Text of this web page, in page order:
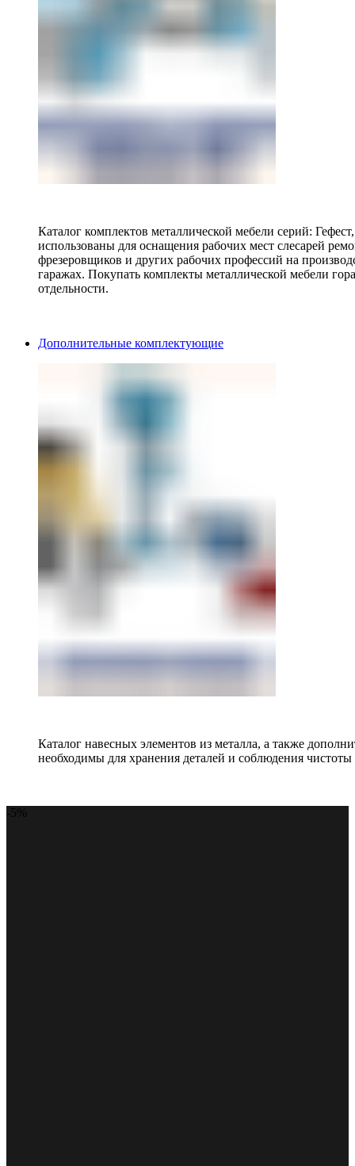
Каталог комплектов металлической мебели серий:
использованы для оснащения рабочих мест слесарей
фрезеровщиков и других рабочих профессий на
гаражах. Покупать комплекты металлической мебели
отдельности.
Дополнительные комплектующие
Каталог навесных элементов из металла, а также
необходимы для хранения деталей и соблюдения чистоты
-5%